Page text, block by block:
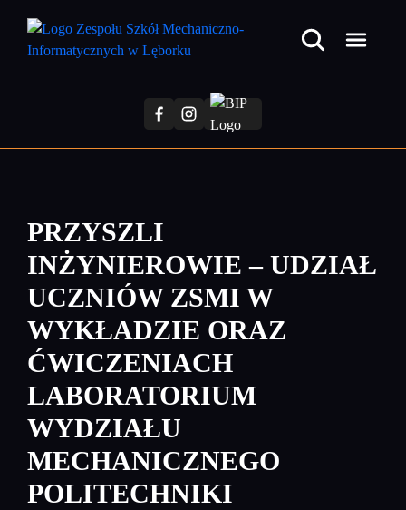
treści
PRZYSZLI
INŻYNIEROWIE – UDZIAŁ
UCZNIÓW ZSMI W
WYKŁADZIE ORAZ
ĆWICZENIACH
LABORATORIUM
WYDZIAŁU
MECHANICZNEGO
POLITECHNIKI